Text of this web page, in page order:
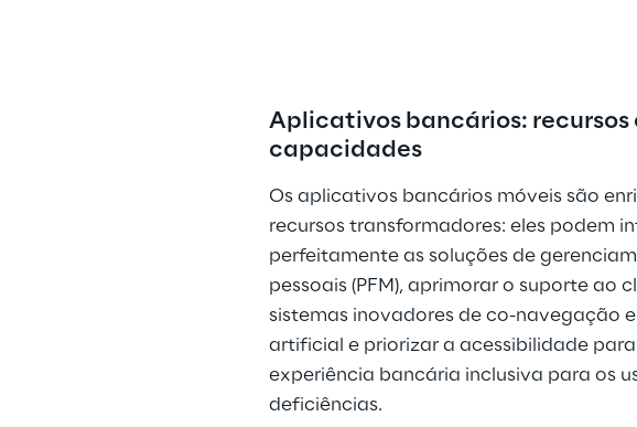
Aplicativos bancários: recursos
capacidades
Os aplicativos bancários móveis são
recursos transformadores: eles podem
perfeitamente as soluções de
pessoais (PFM), aprimorar o suporte ao
sistemas inovadores de co-navegação
artificial e priorizar a acessibilidade
experiência bancária inclusiva para os
deficiências.